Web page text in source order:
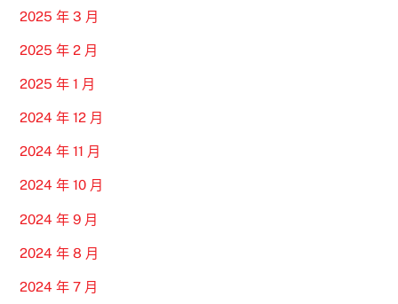
2025 年 3 月
2025 年 2 月
2025 年 1 月
2024 年 12 月
2024 年 11 月
2024 年 10 月
2024 年 9 月
2024 年 8 月
2024 年 7 月